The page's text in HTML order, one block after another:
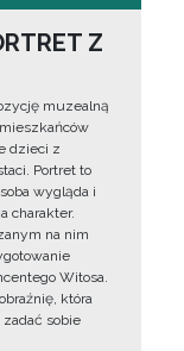
Z
muzealną
dzieci z
Portret to
wygląda i
charakter.
na nim
Witosa.
która
sobie